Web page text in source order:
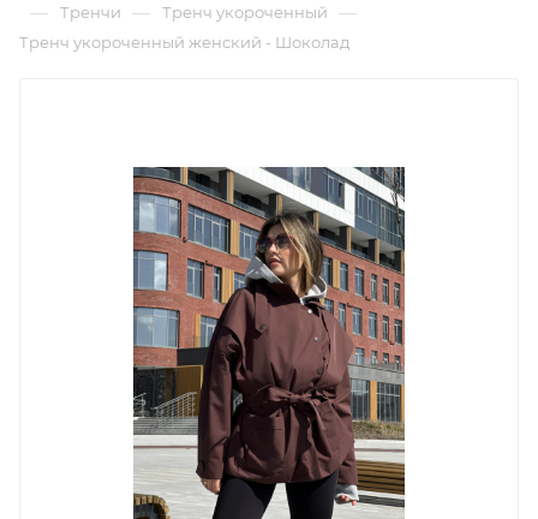
— Тренчи — Тренч укороченный —
Тренч укороченный женский - Шоколад